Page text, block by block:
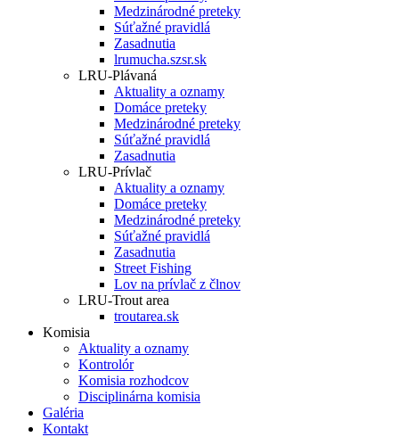
Medzinárodné preteky
Súťažné pravidlá
Zasadnutia
lrumucha.szsr.sk
LRU-Plávaná
Aktuality a oznamy
Domáce preteky
Medzinárodné preteky
Súťažné pravidlá
Zasadnutia
LRU-Prívlač
Aktuality a oznamy
Domáce preteky
Medzinárodné preteky
Súťažné pravidlá
Zasadnutia
Street Fishing
Lov na prívlač z člnov
LRU-Trout area
troutarea.sk
Komisia
Aktuality a oznamy
Kontrolór
Komisia rozhodcov
Disciplinárna komisia
Galéria
Kontakt